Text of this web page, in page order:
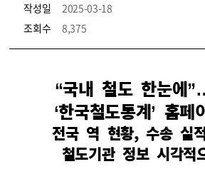
작성일
2025-03-18
조회수
8,375
뉴스·홍보_보도자료 상세보기 – 내용, 파일, 담당자 연락처로 구성
“국내 철도 한눈에
‘한국철도통계’ 홈페
전국 역 현황, 수송 실
철도기관 정보 시각적